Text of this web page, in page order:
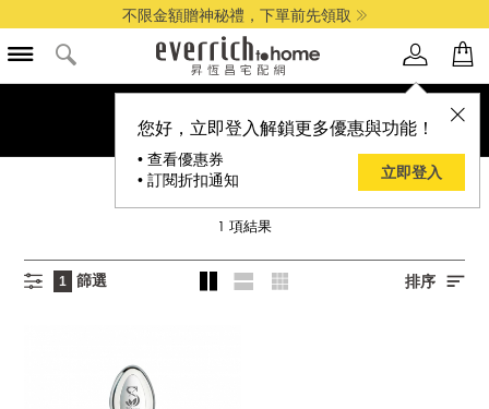
不限金額贈神秘禮，下單前先領取
您好，立即登入解鎖更多優惠與功能！
• 查看優惠券
• 訂閱折扣通知
立即登入
3STEPS
1 項結果
1 篩選 排序